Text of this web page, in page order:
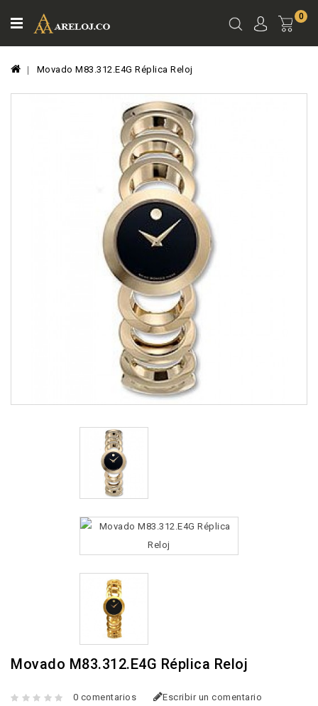
0
Movado M83.312.E4G Réplica Reloj
Movado M83.312.E4G Réplica Reloj
0 comentarios Escribir un comentario